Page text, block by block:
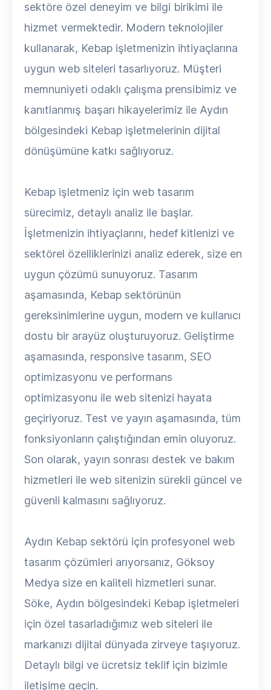
sektöre özel deneyim ve bilgi birikimi ile
hizmet vermektedir. Modern teknolojiler
kullanarak, Kebap işletmenizin ihtiyaçlarına
uygun web siteleri tasarlıyoruz. Müşteri
memnuniyeti odaklı çalışma prensibimiz ve
kanıtlanmış başarı hikayelerimiz ile Aydın
bölgesindeki Kebap işletmelerinin dijital
dönüşümüne katkı sağlıyoruz.
Kebap işletmeniz için web tasarım
sürecimiz, detaylı analiz ile başlar.
İşletmenizin ihtiyaçlarını, hedef kitlenizi ve
sektörel özelliklerinizi analiz ederek, size en
uygun çözümü sunuyoruz. Tasarım
aşamasında, Kebap sektörünün
gereksinimlerine uygun, modern ve kullanıcı
dostu bir arayüz oluşturuyoruz. Geliştirme
aşamasında, responsive tasarım, SEO
optimizasyonu ve performans
optimizasyonu ile web sitenizi hayata
geçiriyoruz. Test ve yayın aşamasında, tüm
fonksiyonların çalıştığından emin oluyoruz.
Son olarak, yayın sonrası destek ve bakım
hizmetleri ile web sitenizin sürekli güncel ve
güvenli kalmasını sağlıyoruz.
Aydın Kebap sektörü için profesyonel web
tasarım çözümleri arıyorsanız, Göksoy
Medya size en kaliteli hizmetleri sunar.
Söke, Aydın bölgesindeki Kebap işletmeleri
için özel tasarladığımız web siteleri ile
markanızı dijital dünyada zirveye taşıyoruz.
Detaylı bilgi ve ücretsiz teklif için bizimle
iletişime geçin.